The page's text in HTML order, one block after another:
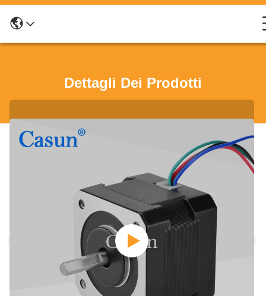
Dettagli Dei Prodotti